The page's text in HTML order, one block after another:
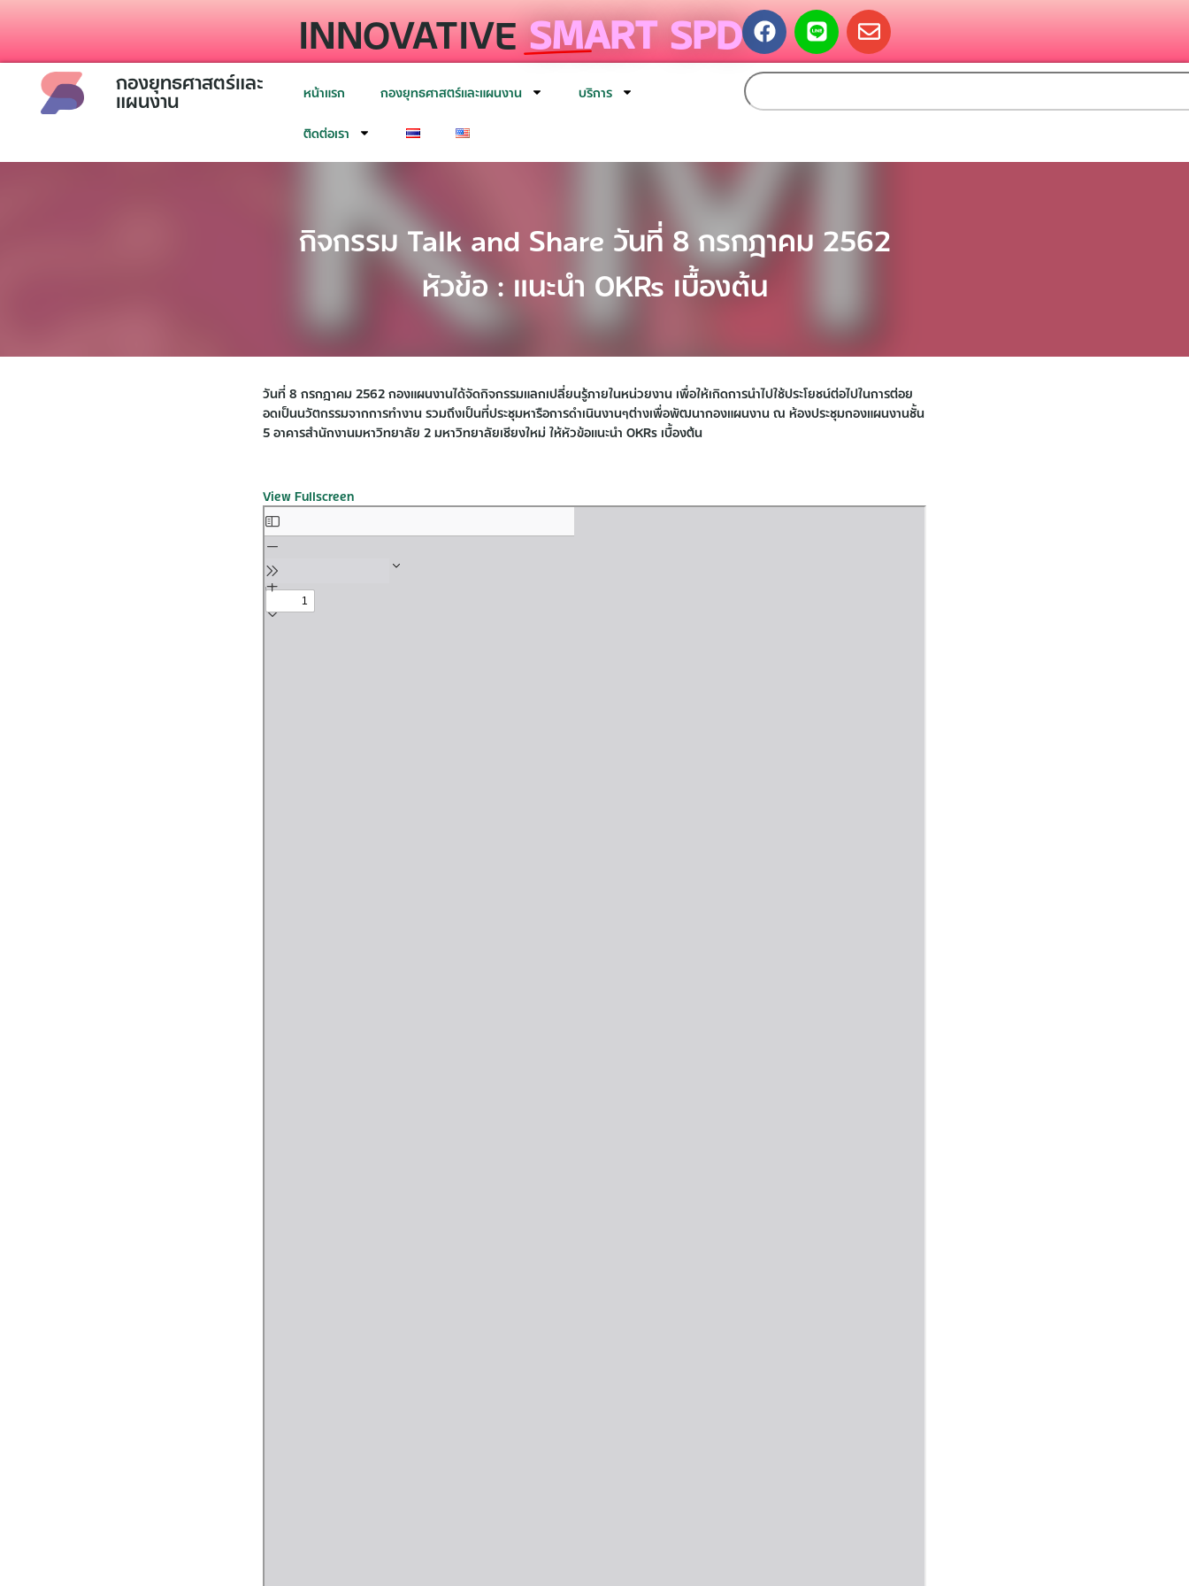
INNOVATIVE SMART SPD
กองยุทธศาสตร์และ
แผนงาน หน้าแรก กองยุทธศาสตร์และแผนงาน บริการ
ติดต่อเรา
กิจกรรม Talk and Share วันที่ 8 กรกฎาคม 2562
หัวข้อ : แนะนำ OKRs เบื้องต้น
วันที่ 8 กรกฎาคม 2562 กองแผนงานได้จัดกิจกรรมแลกเปลี่ยนรู้ภายในหน่วยงาน เพื่อให้เกิดการนำไปใช้ประโยชน์ต่อไปในการต่อย
อดเป็นนวัตกรรมจากการทำงาน รวมถึงเป็นที่ประชุมหารือการดำเนินงานๆต่างเพื่อพัฒนากองแผนงาน ณ ห้องประชุมกองแผนงานชั้น
5 อาคารสำนักงานมหาวิทยาลัย 2 มหาวิทยาลัยเชียงใหม่ ให้หัวข้อแนะนำ OKRs เบื้องต้น
View Fullscreen